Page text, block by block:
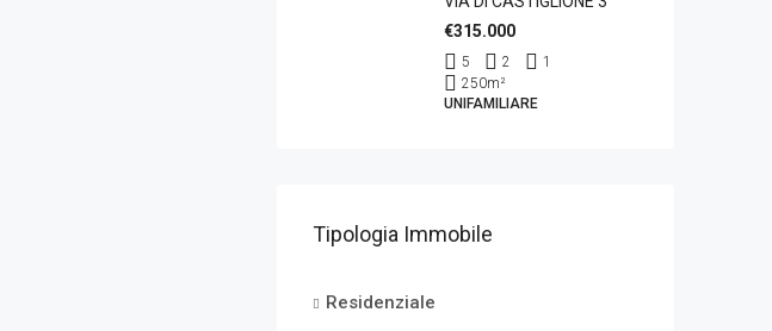
€315.000
5 2
1
250m²
UNIFAMILIARE
Tipologia Immobile
Residenziale